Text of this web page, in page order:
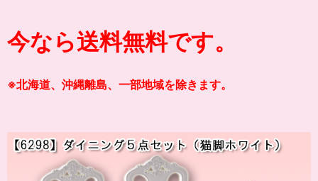
今なら送料無料です。
※北海道、沖縄離島、一部地域を除きます。